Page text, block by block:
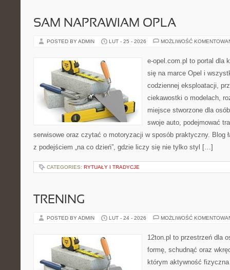
SAM NAPRAWIAM OPLA
POSTED BY ADMIN LUT - 25 - 2026 MOŻLIWOŚĆ
e-opel.com.pl to portal dla
się na marce Opel i
codziennej eksploatacji,
ciekawostki o modelach,
miejsce stworzone dla
swoje auto, podejmować
serwisowe oraz czytać o motoryzacji w sposób praktyczny. Blog
z podejściem „na co dzień”, gdzie liczy się nie tylko styl […]
CATEGORIES: RYTUAŁY I TRADYCJE
TRENING
POSTED BY ADMIN LUT - 24 - 2026 MOŻLIWOŚĆ
12ton.pl to przestrzeń dla
formę, schudnąć oraz
którym aktywność